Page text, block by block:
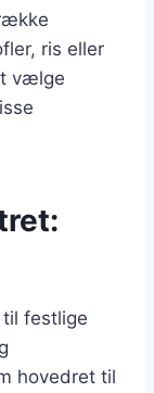
ris eller
vælge
festlige
hovedret til